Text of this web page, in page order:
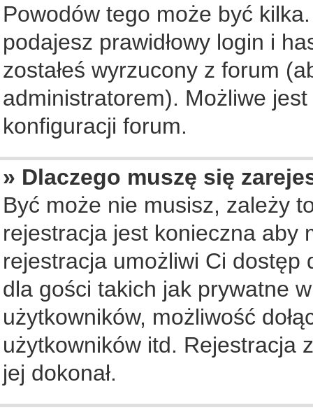
Powodów tego może być
podajesz prawidłowy login i
zostałeś wyrzucony z forum
administratorem). Możliwe
konfiguracji forum.
» Dlaczego muszę się
Być może nie musisz, zależy
rejestracja jest konieczna aby
rejestracja umożliwi Ci
dla gości takich jak prywatne
użytkowników, możliwość
użytkowników itd. Rejestracja
jej dokonał.